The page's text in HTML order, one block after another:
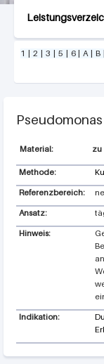
1 | 2 | 3 | 5 | 6 | A | B |
zu
Methode:
Referenzbereich:
Ansatz:
Hinweis:
Indikation: